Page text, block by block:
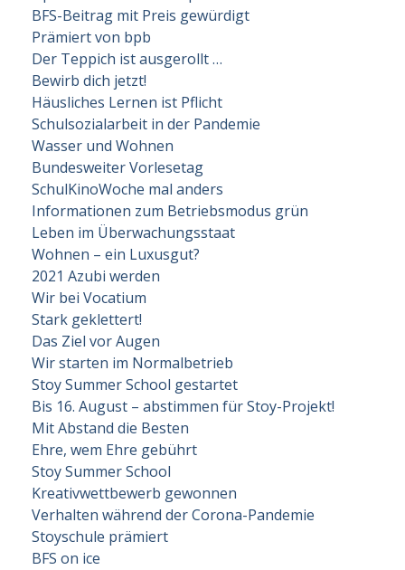
BFS-Beitrag mit Preis gewürdigt
Prämiert von bpb
Der Teppich ist ausgerollt …
Bewirb dich jetzt!
Häusliches Lernen ist Pflicht
Schulsozialarbeit in der Pandemie
Wasser und Wohnen
Bundesweiter Vorlesetag
SchulKinoWoche mal anders
Informationen zum Betriebsmodus grün
Leben im Überwachungsstaat
Wohnen – ein Luxusgut?
2021 Azubi werden
Wir bei Vocatium
Stark geklettert!
Das Ziel vor Augen
Wir starten im Normalbetrieb
Stoy Summer School gestartet
Bis 16. August – abstimmen für Stoy-Projekt!
Mit Abstand die Besten
Ehre, wem Ehre gebührt
Stoy Summer School
Kreativwettbewerb gewonnen
Verhalten während der Corona-Pandemie
Stoyschule prämiert
BFS on ice